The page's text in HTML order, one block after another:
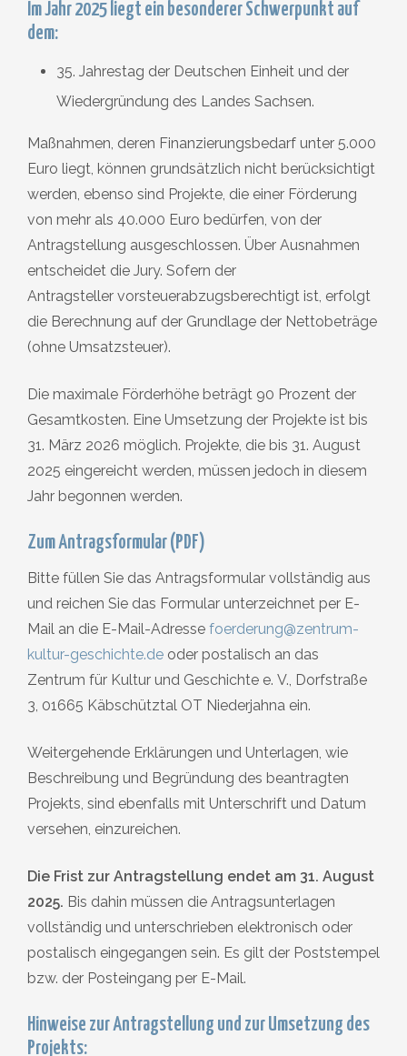
Im Jahr 2025 liegt ein besonderer Schwerpunkt auf
dem:
35. Jahrestag der Deutschen Einheit und der
Wiedergründung des Landes Sachsen.
Maßnahmen, deren Finanzierungsbedarf unter 5.000
Euro liegt, können grundsätzlich nicht berücksichtigt
werden, ebenso sind Projekte, die einer Förderung
von mehr als 40.000 Euro bedürfen, von der
Antragstellung ausgeschlossen. Über Ausnahmen
entscheidet die Jury. Sofern der
Antragsteller vorsteuerabzugsberechtigt ist, erfolgt
die Berechnung auf der Grundlage der Nettobeträge
(ohne Umsatzsteuer).
Die maximale Förderhöhe beträgt 90 Prozent der
Gesamtkosten. Eine Umsetzung der Projekte ist bis
31. März 2026 möglich. Projekte, die bis 31. August
2025 eingereicht werden, müssen jedoch in diesem
Jahr begonnen werden.
Zum Antragsformular (PDF)
Bitte füllen Sie das Antragsformular vollständig aus
und reichen Sie das Formular unterzeichnet per E-
Mail an die E-Mail-Adresse foerderung@zentrum-
kultur-geschichte.de oder postalisch an das
Zentrum für Kultur und Geschichte e. V., Dorfstraße
3, 01665 Käbschütztal OT Niederjahna ein.
Weitergehende Erklärungen und Unterlagen, wie
Beschreibung und Begründung des beantragten
Projekts, sind ebenfalls mit Unterschrift und Datum
versehen, einzureichen.
Die Frist zur Antragstellung endet am 31. August
2025. Bis dahin müssen die Antragsunterlagen
vollständig und unterschrieben elektronisch oder
postalisch eingegangen sein. Es gilt der Poststempel
bzw. der Posteingang per E-Mail.
Hinweise zur Antragstellung und zur Umsetzung des
Projekts: